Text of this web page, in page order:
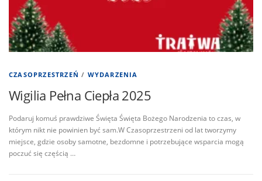
CZASOPRZESTRZEŃ / WYDARZENIA
Wigilia Pełna Ciepła 2025
Podaruj komuś prawdziwe Święta Święta Bożego Narodzenia to czas, w
którym nikt nie powinien być sam.W Czasoprzestrzeni od lat tworzymy
miejsce, gdzie osoby samotne, bezdomne i potrzebujące wsparcia mogą
poczuć się częścią …